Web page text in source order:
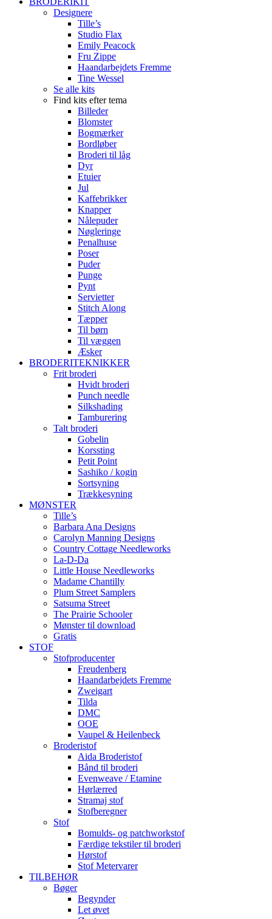
Designere
Tille’s
Studio Flax
Emily Peacock
Fru Zippe
Haandarbejdets Fremme
Tine Wessel
Se alle kits
Find kits efter tema
Billeder
Blomster
Bogmærker
Bordløber
Broderi til låg
Dyr
Etuier
Jul
Kaffebrikker
Knapper
Nålepuder
Nøgleringe
Penalhuse
Poser
Puder
Punge
Pynt
Servietter
Stitch Along
Tæpper
Til børn
Til væggen
Æsker
BRODERITEKNIKKER
Frit broderi
Hvidt broderi
Punch needle
Silkshading
Tamburering
Talt broderi
Gobelin
Korssting
Petit Point
Sashiko / kogin
Sortsyning
Trækkesyning
MØNSTER
Tille’s
Barbara Ana Designs
Carolyn Manning Designs
Country Cottage Needleworks
La-D-Da
Little House Needleworks
Madame Chantilly
Plum Street Samplers
Satsuma Street
The Prairie Schooler
Mønster til download
Gratis
STOF
Stofproducenter
Freudenberg
Haandarbejdets Fremme
Zweigart
Tilda
DMC
OOE
Vaupel & Heilenbeck
Broderistof
Aida Broderistof
Bånd til broderi
Evenweave / Etamine
Hørlærred
Stramaj stof
Stofberegner
Stof
Bomulds- og patchworkstof
Færdige tekstiler til broderi
Hørstof
Stof Metervarer
TILBEHØR
Bøger
Begynder
Let øvet